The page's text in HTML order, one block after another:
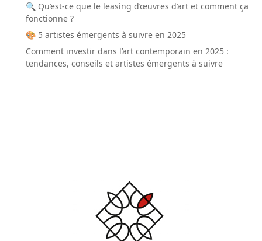
🔍 Qu’est-ce que le leasing d’œuvres d’art et comment ça
fonctionne ?
🎨 5 artistes émergents à suivre en 2025
Comment investir dans l’art contemporain en 2025 :
tendances, conseils et artistes émergents à suivre